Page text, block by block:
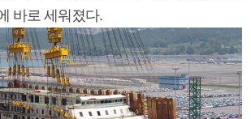
바로 세워졌다.